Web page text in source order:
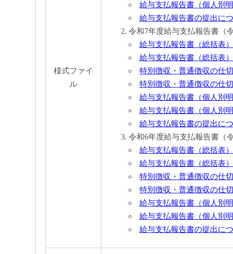
様式ファイ
ル
給与支払報告書（個人別
給与支払報告書の提出に
令和7年度給与支払報告書（
給与支払報告書（総括表
給与支払報告書（総括表
特別徴収・普通徴収の仕
特別徴収・普通徴収の仕
給与支払報告書（個人別
給与支払報告書（個人別
給与支払報告書の提出に
令和6年度給与支払報告書（
給与支払報告書（総括表
給与支払報告書（総括表
特別徴収・普通徴収の仕
特別徴収・普通徴収の仕
給与支払報告書（個人別
給与支払報告書（個人別
給与支払報告書の提出に